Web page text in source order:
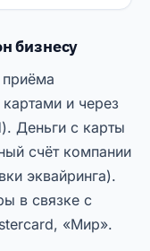
бизнесу
и через
Деньги с карты
счёт компании
эквайринга).
в связке с
«Мир».